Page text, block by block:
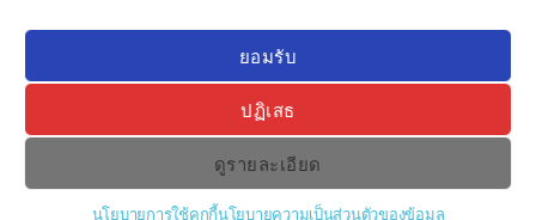
ยอมรับ
ปฏิเสธ
ดูรายละเอียด
นโยบายการใช้คุกกี้นโยบายความเป็นส่วนตัวของข้อมูล
H
E
H